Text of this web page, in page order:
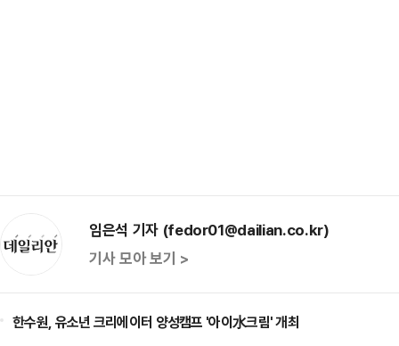
임은석 기자 (fedor01@dailian.co.kr)
기사 모아 보기 >
한수원, 유소년 크리에이터 양성캠프 '아이水크림' 개최